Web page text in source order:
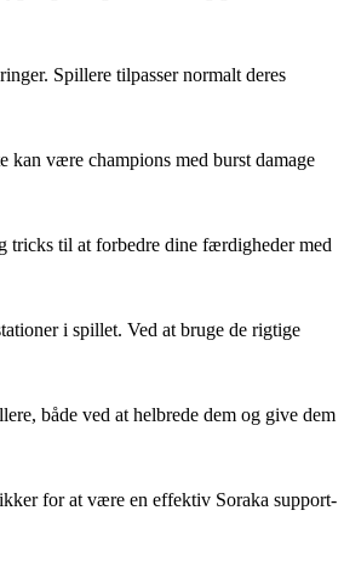
Spillere tilpasser normalt deres
kan være champions med burst damage
tricks til at forbedre dine færdigheder med
i spillet. Ved at bruge de rigtige
både ved at helbrede dem og give dem
for at være en effektiv Soraka support-